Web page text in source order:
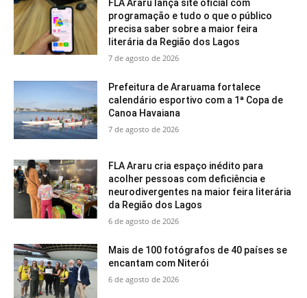
FLA Araru lança site oficial com
programação e tudo o que o público
precisa saber sobre a maior feira
literária da Região dos Lagos
7 de agosto de 2026
Prefeitura de Araruama fortalece
calendário esportivo com a 1ª Copa de
Canoa Havaiana
7 de agosto de 2026
FLA Araru cria espaço inédito para
acolher pessoas com deficiência e
neurodivergentes na maior feira literária
da Região dos Lagos
6 de agosto de 2026
Mais de 100 fotógrafos de 40 países se
encantam com Niterói
6 de agosto de 2026